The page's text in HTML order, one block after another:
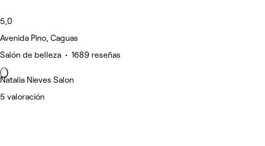
5,0
Avenida Pino, Caguas
Salón de belleza • 1689 reseñas
Natalia Nieves Salon
5 valoración